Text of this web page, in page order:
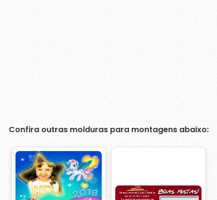
Confira outras molduras para montagens abaixo: